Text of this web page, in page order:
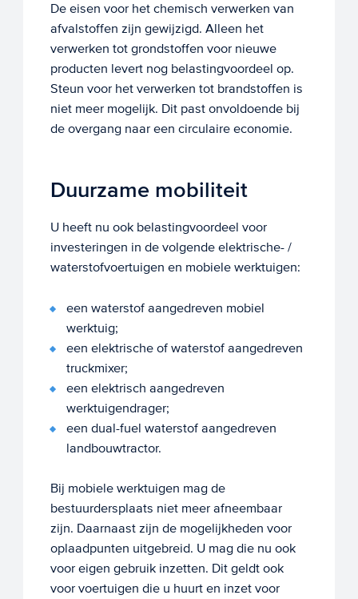
De eisen voor het chemisch verwerken van
afvalstoffen zijn gewijzigd. Alleen het
verwerken tot grondstoffen voor nieuwe
producten levert nog belastingvoordeel op.
Steun voor het verwerken tot brandstoffen is
niet meer mogelijk. Dit past onvoldoende bij
de overgang naar een circulaire economie.
Duurzame mobiliteit
U heeft nu ook belastingvoordeel voor
investeringen in de volgende elektrische- /
waterstofvoertuigen en mobiele werktuigen:
een waterstof aangedreven mobiel
werktuig;
een elektrische of waterstof aangedreven
truckmixer;
een elektrisch aangedreven
werktuigendrager;
een dual-fuel waterstof aangedreven
landbouwtractor.
Bij mobiele werktuigen mag de
bestuurdersplaats niet meer afneembaar
zijn. Daarnaast zijn de mogelijkheden voor
oplaadpunten uitgebreid. U mag die nu ook
voor eigen gebruik inzetten. Dit geldt ook
voor voertuigen die u huurt en inzet voor